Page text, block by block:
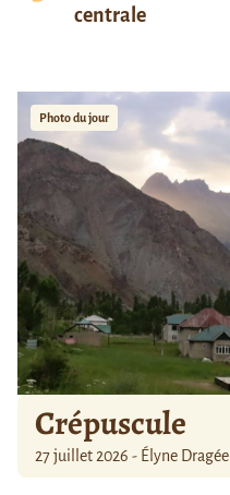
centrale
Photo du jour
Crépuscule
27 juillet 2026 - Élyne Dragée